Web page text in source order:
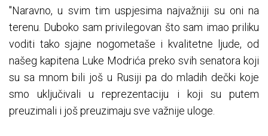
"Naravno, u svim tim uspjesima najvažniji su oni na
terenu. Duboko sam privilegovan što sam imao priliku
voditi tako sjajne nogometaše i kvalitetne ljude, od
našeg kapitena Luke Modrića preko svih senatora koji
su sa mnom bili još u Rusiji pa do mladih dečki koje
smo uključivali u reprezentaciju i koji su putem
preuzimali i još preuzimaju sve važnije uloge.